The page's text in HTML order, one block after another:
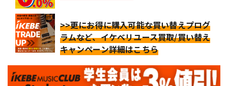
>>更にお得に購入可能な買い替えプログ
ラムなど、イケベリユース買取/買い替え
キャンペーン詳細はこちら